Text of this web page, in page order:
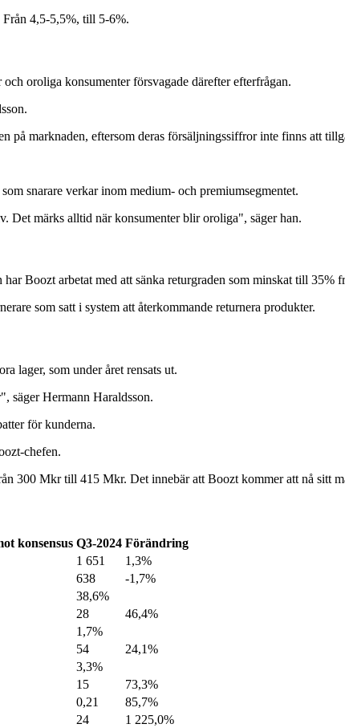
Från 4,5-5,5%, till 5-6%.
oroliga konsumenter försvagade därefter efterfrågan.
på marknaden, eftersom deras försäljningssiffror inte finns att
snarare verkar inom medium- och premiumsegmentet.
Det märks alltid när konsumenter blir oroliga", säger han.
Boozt arbetat med att sänka returgraden som minskat till 35%
som satt i system att återkommande returnera produkter.
lager, som under året rensats ut.
säger Hermann Haraldsson.
för kunderna.
chefen.
300 Mkr till 415 Mkr. Det innebär att Boozt kommer att nå sitt
konsensus Q3-2024 Förändring
1 651
1,3%
638
-1,7%
38,6%
28
46,4%
1,7%
54
24,1%
3,3%
15
73,3%
0,21
85,7%
24 1 225,0%